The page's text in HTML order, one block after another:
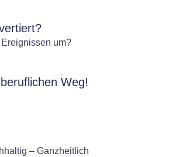
um?
Weg!
– Ganzheitlich